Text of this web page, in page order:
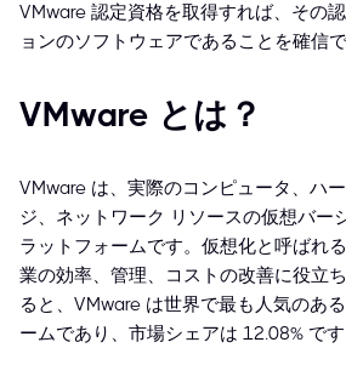
VMware 認定資格を取得すれば、その
ョンのソフトウェアであることを確信で
VMware とは？
VMware は、実際のコンピュータ、ハ
ジ、ネットワーク リソースの仮想バー
ラットフォームです。仮想化と呼ばれ
業の効率、管理、コストの改善に役立
ると、VMware は世界で最も人気のあ
ームであり、市場シェアは 12.08% です